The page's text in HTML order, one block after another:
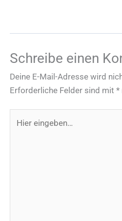
Schreibe einen
Deine E-Mail-Adresse wird
Erforderliche Felder sind mit *
eingeben…